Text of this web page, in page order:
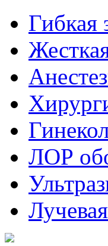
Гибкая
ЛОР